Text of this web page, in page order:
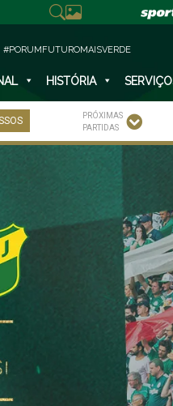
#PORUMFUTUROMAISVERDE
HISTÓRIA
PRÓXIMAS
PARTIDAS